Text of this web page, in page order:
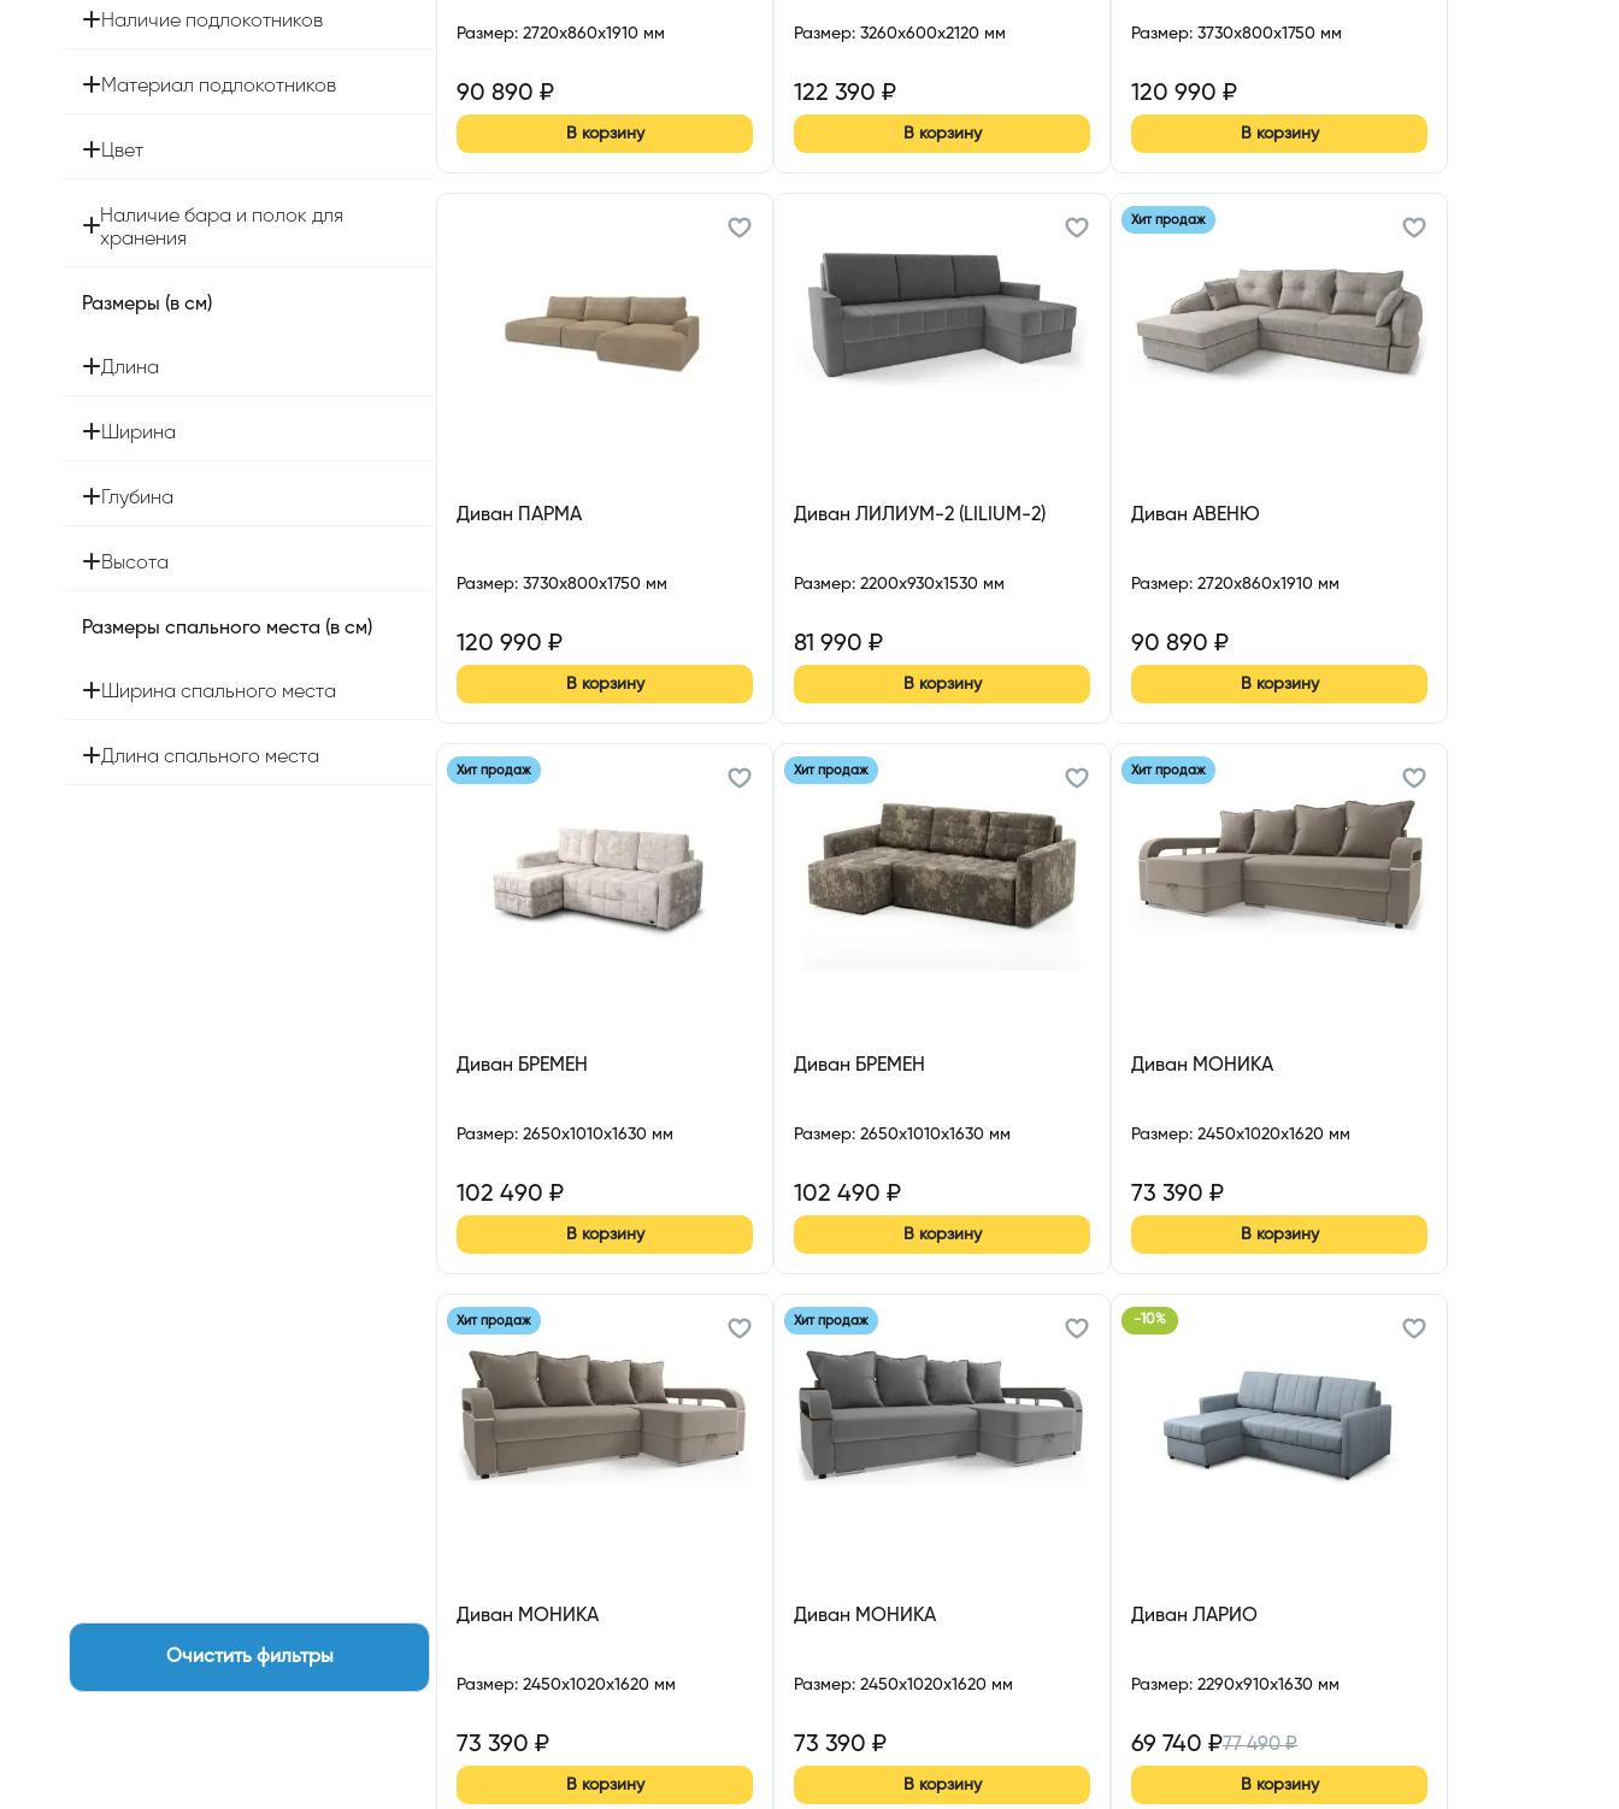
Наличие подлокотников
Материал подлокотников
Цвет
Наличие бара и полок для
хранения
Размеры (в см)
Длина
Ширина
Глубина
Высота
Размеры спального места (в см)
Ширина спального места
Длина спального места
Очистить фильтры
Размер: 2720x860x1910 мм
90 890 ₽
В корзину
Размер: 3260x600x2120 мм
122 390 ₽
В корзину
Размер: 3730x800x1750 мм
120 990 ₽
В корзину
Диван ПАРМА
Размер: 3730x800x1750 мм
120 990 ₽
В корзину
Диван ЛИЛИУМ-2 (LILIUM-2)
Размер: 2200x930x1530 мм
81 990 ₽
В корзину
Хит продаж
Диван АВЕНЮ
Размер: 2720x860x1910 мм
90 890 ₽
В корзину
Хит продаж
Диван БРЕМЕН
Размер: 2650x1010x1630 мм
102 490 ₽
В корзину
Хит продаж
Диван БРЕМЕН
Размер: 2650x1010x1630 мм
102 490 ₽
В корзину
Хит продаж
Диван МОНИКА
Размер: 2450x1020x1620 мм
73 390 ₽
В корзину
Хит продаж
Диван МОНИКА
Размер: 2450x1020x1620 мм
73 390 ₽
В корзину
Хит продаж
Диван МОНИКА
Размер: 2450x1020x1620 мм
73 390 ₽
В корзину
-10%
Диван ЛАРИО
Размер: 2290x910x1630 мм
69 740 ₽77 490₽
В корзину